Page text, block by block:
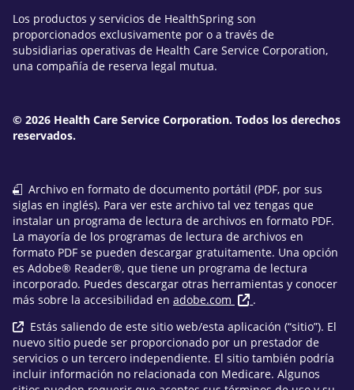
Los productos y servicios de HealthSpring son
proporcionados exclusivamente por o a través de
subsidiarias operativas de Health Care Service Corporation,
una compañía de reserva legal mutua.
© 2026 Health Care Service Corporation. Todos los derechos
reservados.
Archivo en formato de documento portátil (PDF, por sus
siglas en inglés). Para ver este archivo tal vez tengas que
instalar un programa de lectura de archivos en formato PDF.
La mayoría de los programas de lectura de archivos en
formato PDF se pueden descargar gratuitamente. Una opción
es Adobe® Reader®, que tiene un programa de lectura
incorporado. Puedes descargar otras herramientas y conocer
más sobre la accesibilidad en adobe.com
.
Estás saliendo de este sitio web/esta aplicación (“sitio”). El
nuevo sitio puede ser proporcionado por un prestador de
servicios o un tercero independiente. El sitio también podría
incluir información no relacionada con Medicare. Algunos